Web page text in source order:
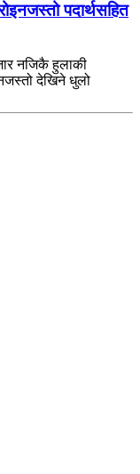
पदार्थसहित
नजिकै हुलाकी
देखिने धुलो